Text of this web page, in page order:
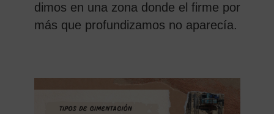
dimos en una zona donde el firme por
más que profundizamos no aparecía.